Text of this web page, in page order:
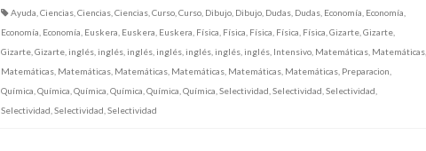
Ayuda Ciencias, Ciencias, Ciencias, Curso, Curso, Dibujo, Dibujo, Dudas, Dudas, Economía Economía
Economía Economía Euskera Euskera Euskera Física Física Física Física Física Gizarte, Gizarte,
Gizarte, Gizarte, inglés, inglés, inglés, inglés, inglés, inglés, inglés, Intensivo, Matemáticas, Matemáticas,
Matemáticas, Matemáticas, Matemáticas, Matemáticas, Matemáticas, Matemáticas, Preparacion
Química Química Química Química Química Química Selectividad Selectividad Selectividad
Selectividad Selectividad Selectividad